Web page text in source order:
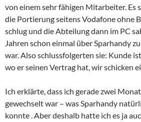
von einem sehr fähigen Mitarbeiter. Es
die Portierung seitens Vodafone ohne
schlug und die Abteilung dann im PC
Jahren schon einmal über Sparhandy
war. Also schlussfolgerten sie: Kunde
wo er seinen Vertrag hat, wir schicken
Ich erklärte, dass ich gerade zwei
gewechselt war – was Sparhandy
konnte . Aber deshalb hatte ich es ja